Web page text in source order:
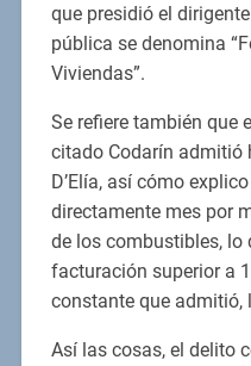
que presidió el
pública se denomina
Viviendas”.
Se refiere también que
citado Codarín admitió
D’Elía, así cómo
directamente mes por
de los combustibles, lo
facturación superior a
constante que admitió,
Así las cosas, el delito